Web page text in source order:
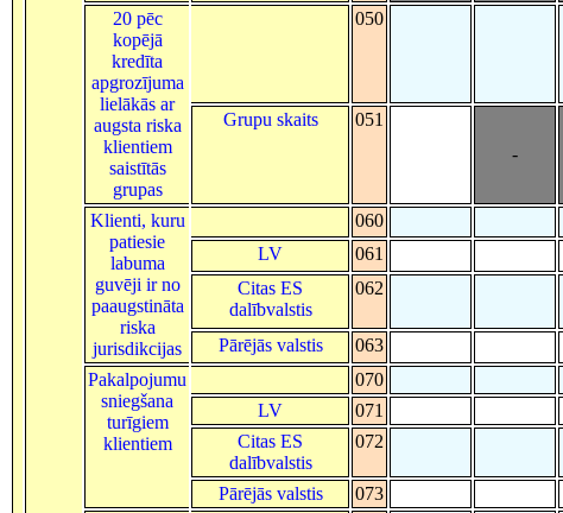
20 pēc
kopējā
kredīta
apgrozījuma
lielākās ar
augsta riska
klientiem
saistītās
grupas
050
Grupu skaits
051
-
Klienti, kuru
patiesie
labuma
guvēji ir no
paaugstināta
riska
jurisdikcijas
060
LV
061
Citas ES
dalībvalstis
062
Pārējās valstis 063
Pakalpojumu
sniegšana
turīgiem
klientiem
070
LV
071
Citas ES
dalībvalstis
072
Pārējās valstis 073